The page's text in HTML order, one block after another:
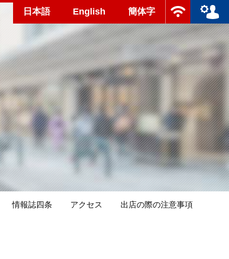
日本語 English 簡体字
情報誌四条 アクセス 出店の際の注意事項